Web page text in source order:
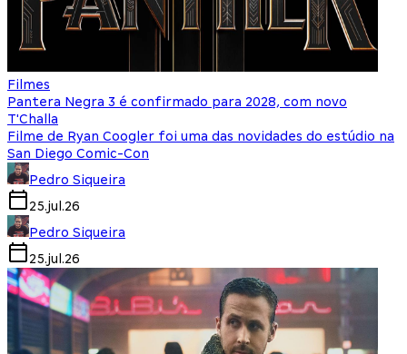
Filmes
Pantera Negra 3 é confirmado para 2028, com novo
T'Challa
Filme de Ryan Coogler foi uma das novidades do estúdio na
San Diego Comic-Con
Pedro Siqueira
25.jul.26
Pedro Siqueira
25.jul.26